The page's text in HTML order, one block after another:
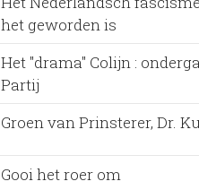
het geworden is
Het "drama" Colijn :
Partij
Groen van Prinsterer, Dr.
Gooi het roer om